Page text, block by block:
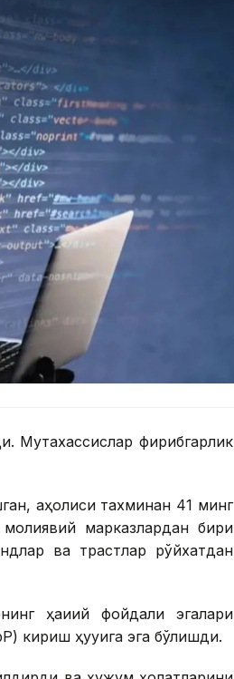
Мутахассислар фирибгарлик
аҳолиси тахминан 41 минг
марказлардан бири
ва трастлар рўйхатдан
ҳақиқий фойдали эгалари
кириш ҳуқуқига эга бўлишди.